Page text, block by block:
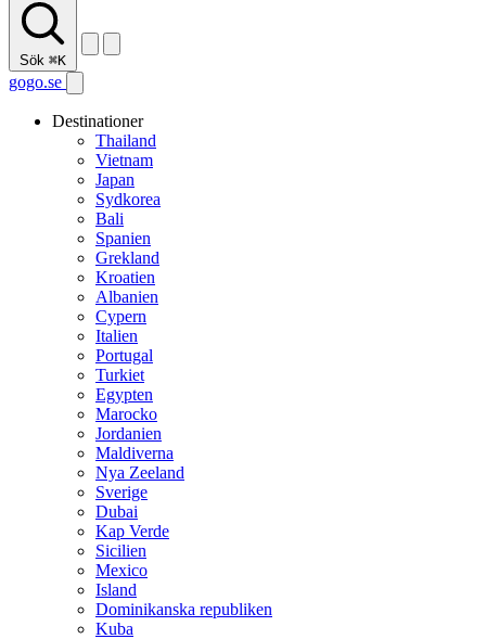
Sök ⌘K
gogo.se
Destinationer
Thailand
Vietnam
Japan
Sydkorea
Bali
Spanien
Grekland
Kroatien
Albanien
Cypern
Italien
Portugal
Turkiet
Egypten
Marocko
Jordanien
Maldiverna
Nya Zeeland
Sverige
Dubai
Kap Verde
Sicilien
Mexico
Island
Dominikanska republiken
Kuba